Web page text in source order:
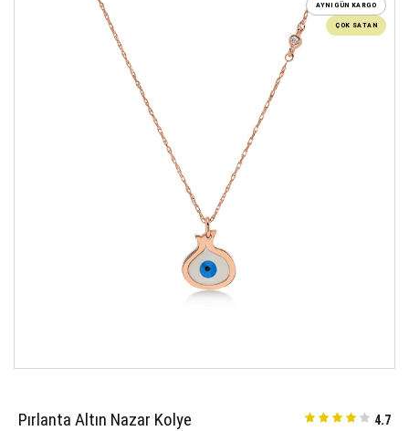
AYNI GÜN KARGO
ÇOK SATAN
Pırlanta Altın Nazar Kolye 4.7